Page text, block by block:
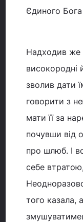
Єдиного
Надходив же
високородні
зволив дати
говорити з
мати її за
почувши від
про шлюб. І
себе втратою,
того казала,